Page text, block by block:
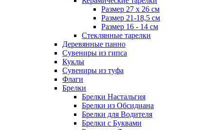
Размер 27 х 26 см
Размер 21-18,5 см
Размер 16 - 14 см
Стеклянные тарелки
Деревянные панно
Сувениры из гипса
Куклы
Сувениры из туфа
Флаги
Брелки
Брелки Настальгия
Брелки из Обсидиана
Брелки для Водителя
Брелки с Буквами